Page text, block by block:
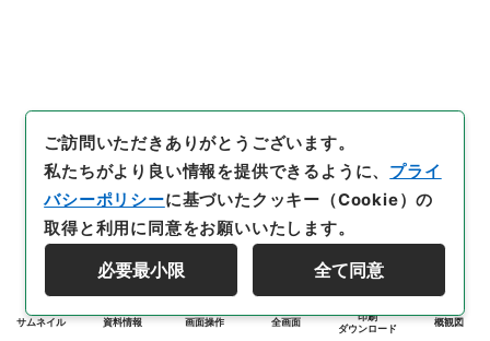
サムネイル 資料情報 画面操作 全画面
印刷
ダウンロード
概観図
ご訪問いただきありがとうございます。
私たちがより良い情報を提供できるように、 プライ
バシーポリシーに基づいたクッキー（Cookie）の
取得と利用に同意をお願いいたします。
必要最小限 全て同意